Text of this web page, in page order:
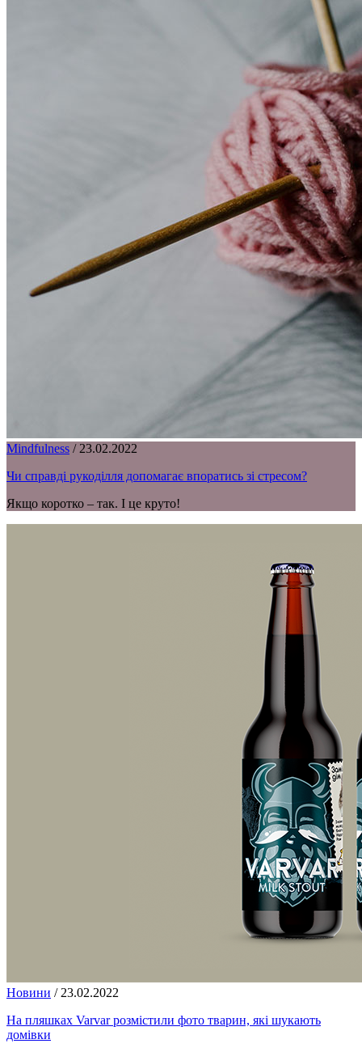
Mindfulness / 23.02.2022
Чи справді рукоділля допомагає впоратись зі стресом?
Якщо коротко – так. І це круто!
Новини / 23.02.2022
На пляшках Varvar розмістили фото тварин, які шукають
домівки